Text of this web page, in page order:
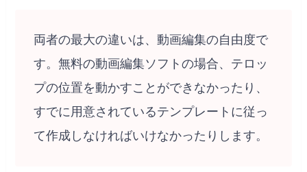
両者の最大の違いは、動画編集の自由度で
す。無料の動画編集ソフトの場合、テロッ
プの位置を動かすことができなかったり、
すでに用意されているテンプレートに従っ
て作成しなければいけなかったりします。